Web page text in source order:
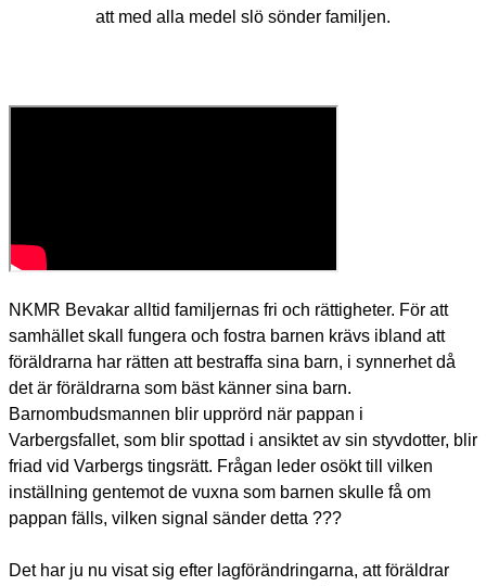
att med alla medel slö sönder familjen.
NKMR Bevakar alltid familjernas fri och rättigheter. För att
samhället skall fungera och fostra barnen krävs ibland att
föräldrarna har rätten att bestraffa sina barn, i synnerhet då
det är föräldrarna som bäst känner sina barn.
Barnombudsmannen blir upprörd när pappan i
Varbergsfallet, som blir spottad i ansiktet av sin styvdotter, blir
friad vid Varbergs tingsrätt. Frågan leder osökt till vilken
inställning gentemot de vuxna som barnen skulle få om
pappan fälls, vilken signal sänder detta ???
Det har ju nu visat sig efter lagförändringarna, att föräldrar